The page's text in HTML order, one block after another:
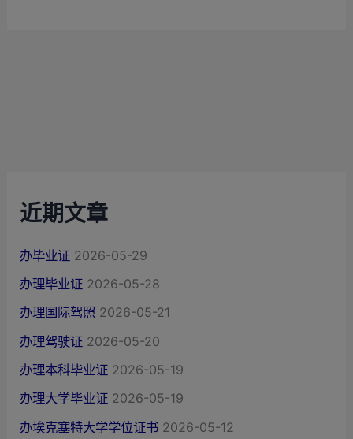
近期文章
办毕业证 2026-05-29
办理毕业证 2026-05-28
办理国际驾照 2026-05-21
办理驾驶证 2026-05-20
办理本科毕业证 2026-05-19
办理大学毕业证 2026-05-19
办埃克塞特大学学位证书 2026-05-12